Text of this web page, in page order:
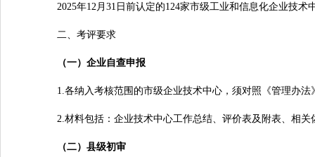
2025年12月31日前认定的124家市级工业和信息化企业技术
二、考评要求
（一）企业自查申报
1.各纳入考核范围的市级企业技术中心，须对照《管理办法
2.材料包括：企业技术中心工作总结、评价表及附表、相关
（二）县级初审